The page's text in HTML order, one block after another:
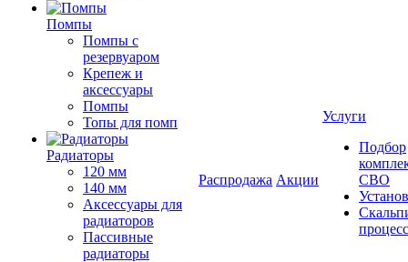
Помпы
Помпы с
резервуаром
Крепеж и
аксессуары
Помпы
Топы для помп
Радиаторы
120 мм
140 мм
Аксессуары для
радиаторов
Пассивные
радиаторы
Распродажа Акции
Услуги
Подбор
СВО